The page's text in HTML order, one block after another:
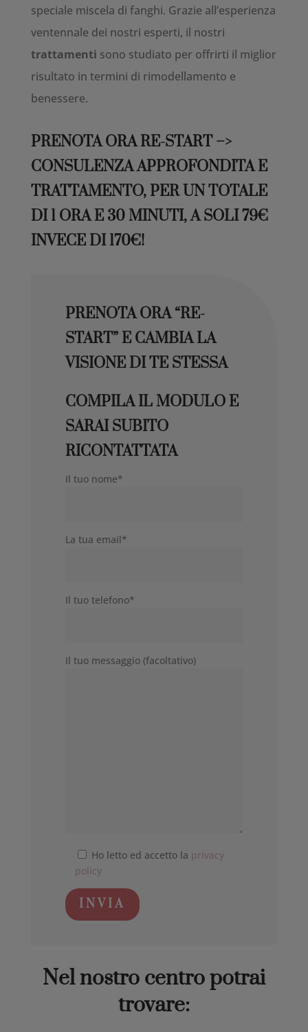
speciale miscela di fanghi. Grazie all’esperienza
ventennale dei nostri esperti, il nostri
trattamenti sono studiato per offrirti il miglior
risultato in termini di rimodellamento e
benessere.
PRENOTA ORA RE-START –>
CONSULENZA APPROFONDITA E
TRATTAMENTO, PER UN TOTALE
DI 1 ORA E 30 MINUTI, A SOLI 79€
INVECE DI 170€!
PRENOTA ORA “RE-
START” E CAMBIA LA
VISIONE DI TE STESSA
COMPILA IL MODULO E
SARAI SUBITO
RICONTATTATA
Il tuo nome*
La tua email*
Il tuo telefono*
Il tuo messaggio (facoltativo)
Ho letto ed accetto la privacy
policy
INVIA
Nel nostro centro potrai
trovare: